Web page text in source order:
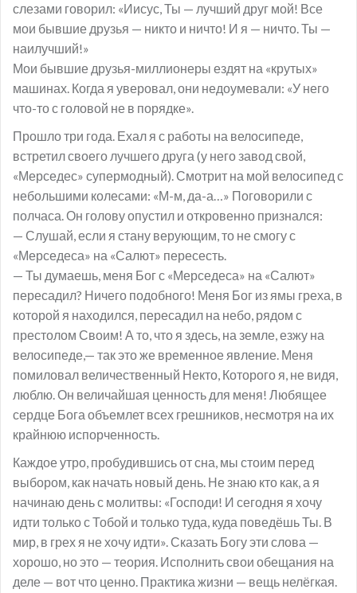
слезами говорил: «Иисус, Ты — лучший друг мой! Все
мои бывшие друзья — никто и ничто! И я — ничто. Ты —
наилучший!»
Мои бывшие друзья-миллионеры ездят на «крутых»
машинах. Когда я уверовал, они недоумевали: «У него
что-то с головой не в порядке».
Прошло три года. Ехал я с работы на велосипеде,
встретил своего лучшего друга (у него завод свой,
«Мерседес» супермодный). Смотрит на мой велосипед с
небольшими колесами: «М-м, да-а…» Поговорили с
полчаса. Он голову опустил и откровенно признался:
— Слушай, если я стану верующим, то не смогу с
«Мерседеса» на «Салют» пересесть.
— Ты думаешь, меня Бог с «Мерседеса» на «Салют»
пересадил? Ничего подобного! Меня Бог из ямы греха, в
которой я находился, пересадил на небо, рядом с
престолом Своим! А то, что я здесь, на земле, езжу на
велосипеде,— так это же временное явление. Меня
помиловал величественный Некто, Которого я, не видя,
люблю. Он величайшая ценность для меня! Любящее
сердце Бога объемлет всех грешников, несмотря на их
крайнюю испорченность.
Каждое утро, пробудившись от сна, мы стоим перед
выбором, как начать новый день. Не знаю кто как, а я
начинаю день с молитвы: «Господи! И сегодня я хочу
идти только с Тобой и только туда, куда поведёшь Ты. В
мир, в грех я не хочу идти». Сказать Богу эти слова —
хорошо, но это — теория. Исполнить свои обещания на
деле — вот что ценно. Практика жизни — вещь нелёгкая.